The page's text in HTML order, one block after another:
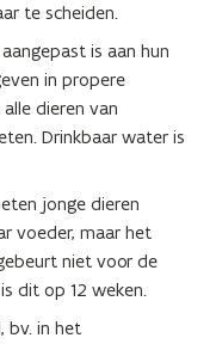
te scheiden.
is aan hun
in propere
dieren van
Drinkbaar water is
jonge dieren
voeder, maar het
niet voor de
dit op 12 weken.
bv. in het